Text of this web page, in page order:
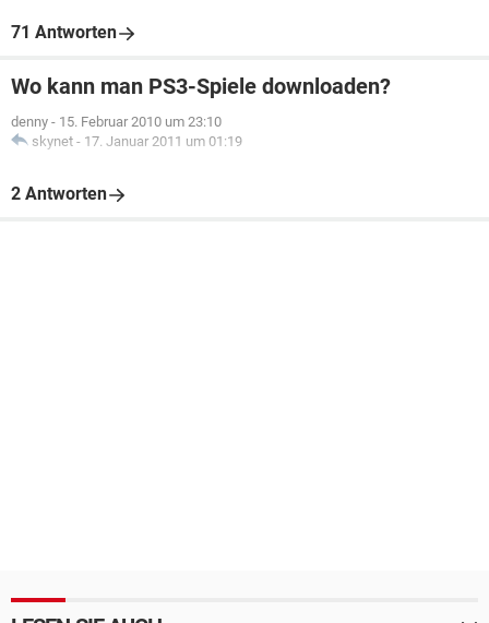
71 Antworten
Wo kann man PS3-Spiele downloaden?
denny - 15. Februar 2010 um 23:10
skynet - 17. Januar 2011 um 01:19
2 Antworten